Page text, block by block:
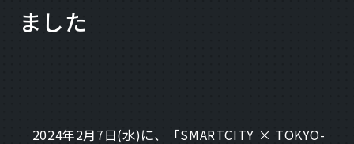
ました
2024年2月7日(水)に、「SMARTCITY × TOKYO-